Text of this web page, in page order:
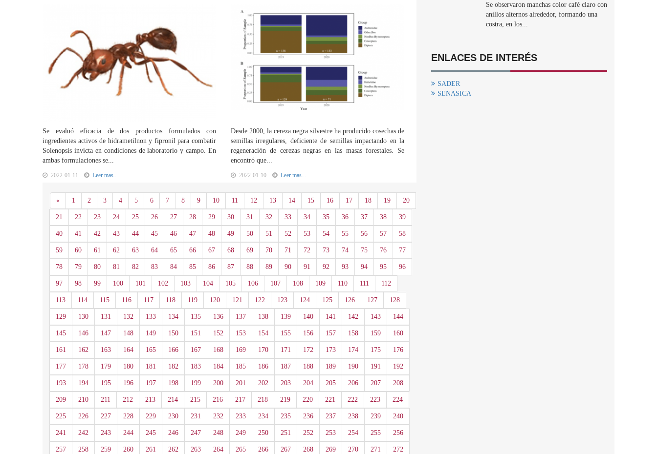
Se evaluó eficacia de dos productos formulados con
ingredientes activos de hidrametilnon y fipronil para combatir
Solenopsis invicta en condiciones de laboratorio y campo. En
ambas formulaciones se...
2022-01-11 Leer mas...
Desde 2000, la cereza negra silvestre ha producido cosechas de
semillas irregulares, deficiente de semillas impactando en la
regeneración de cerezas negras en las masas forestales. Se
encontró que...
2022-01-10 Leer mas...
«Anterior
1 2 3 4 5 6 7 8 9 10 11 12 13 14 15 16 17 18 19 20
21 22 23 24 25 26 27 28 29 30 31 32 33 34 35 36 37 38 39
40 41 42 43 44 45 46 47 48 49 50 51 52 53 54 55 56 57 58
59 60 61 62 63 64 65 66 67 68 69 70 71 72 73 74 75 76 77
78 79 80 81 82 83 84 85 86 87 88 89 90 91 92 93 94 95 96
97 98 99 100 101 102 103 104 105 106 107 108 109 110 111 112
113 114 115 116 117 118 119 120 121 122 123 124 125 126 127 128
129 130 131 132 133 134 135 136 137 138 139 140 141 142 143 144
145 146 147 148 149 150 151 152 153 154 155 156 157 158 159 160
161 162 163 164 165 166 167 168 169 170 171 172 173 174 175 176
177 178 179 180 181 182 183 184 185 186 187 188 189 190 191 192
193 194 195 196 197 198 199 200 201 202 203 204 205 206 207 208
209 210 211 212 213 214 215 216 217 218 219 220 221 222 223 224
225 226 227 228 229 230 231 232 233 234 235 236 237 238 239 240
241 242 243 244 245 246 247 248 249 250 251 252 253 254 255 256
257 258 259 260 261 262 263 264 265 266 267 268 269 270 271 272
Se observaron manchas color café claro con
anillos alternos alrededor, formando una
costra, en los...
ENLACES DE INTERÉS
SADER
SENASICA